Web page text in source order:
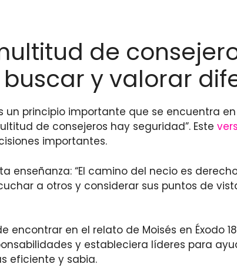
de
y valorar
principio importante que se encuentra en
de consejeros hay seguridad”. Este
importantes.
enseñanza: “El camino del necio es
a otros y considerar sus puntos de
encontrar en el relato de Moisés en Éxodo
y estableciera líderes para
eficiente y sabia.